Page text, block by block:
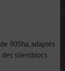
90Sha, adaptés
silentblocs